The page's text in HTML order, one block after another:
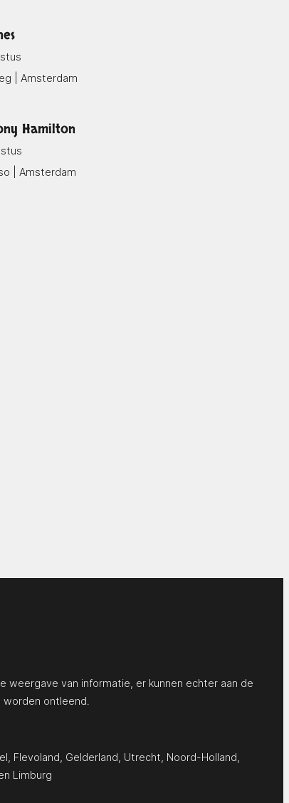
| Amsterdam
Hamilton
| Amsterdam
weergave van informatie, er kunnen echter aan de
ontleend.
Flevoland Gelderland Utrecht Noord-Holland
Limburg